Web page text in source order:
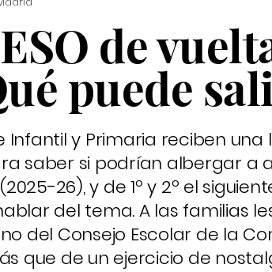
de
puede
y Primaria reciben
saber si podrían albergar a
26), y de 1º y 2º el
del tema. A las familias
del Consejo Escolar de la
que de un ejercicio de